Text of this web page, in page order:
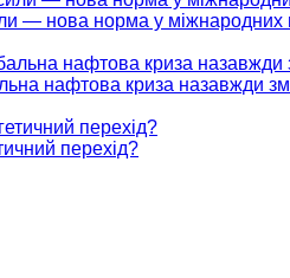
— нова норма у міжнародних
нафтова криза назавжди
перехід?